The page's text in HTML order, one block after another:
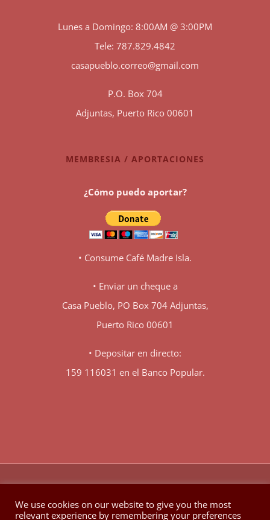
Lunes a Domingo: 8:00AM @ 3:00PM
Tele: 787.829.4842
casapueblo.correo@gmail.com
P.O. Box 704
Adjuntas, Puerto Rico 00601
MEMBRESIA / APORTACIONES
¿Cómo puedo aportar?
• Consume Café Madre Isla.
• Enviar un cheque a
Casa Pueblo, PO Box 704 Adjuntas,
Puerto Rico 00601
• Depositar en directo:
159 116031 en el Banco Popular.
We use cookies on our website to give you the most
relevant experience by remembering your preferences